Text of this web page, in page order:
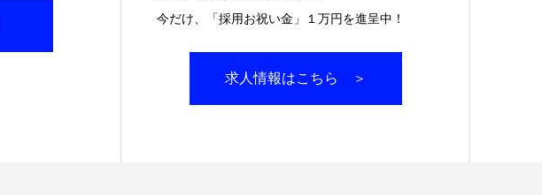
今だけ、「採用お祝い金」１万円を進呈中！
求人情報はこちら ＞